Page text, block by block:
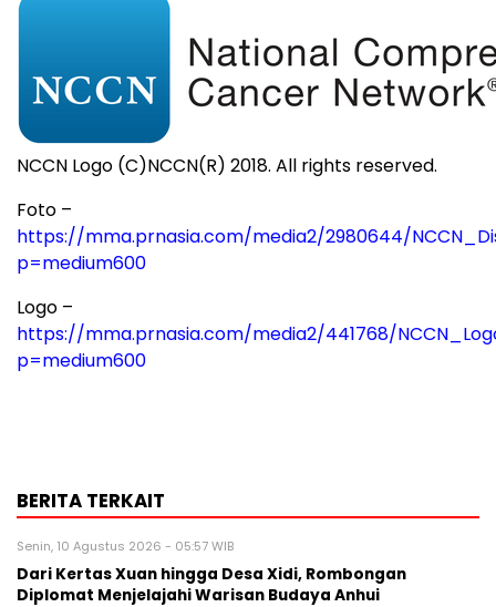
NCCN Logo (C)NCCN(R) 2018. All rights reserved.
Foto –
https://mma.prnasia.com/media2/2980644/
p=medium600
Logo –
https://mma.prnasia.com/media2/441768/
p=medium600
BERITA TERKAIT
Senin, 10 Agustus 2026 - 05:57 WIB
Dari Kertas Xuan hingga Desa Xidi, Rombongan
Diplomat Menjelajahi Warisan Budaya Anhui